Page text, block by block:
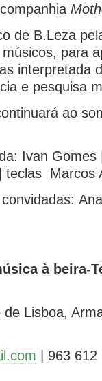
de B.Leza
para
interpretada
e pesquisa
ao
Ivan
teclas Marcos
convidadas:
à beira-
Lisboa,
| 963 612